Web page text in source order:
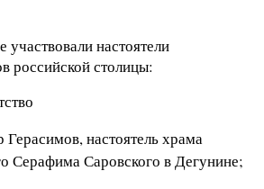
настоятели
российской столицы:
Герасимов, настоятель храма
Серафима Саровского в Дегунине;